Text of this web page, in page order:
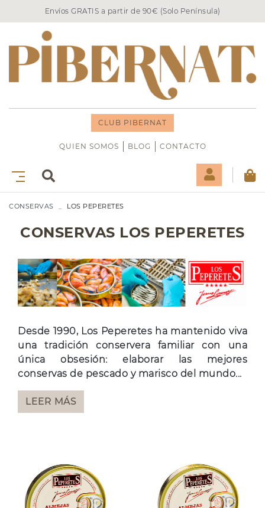
Envíos GRATIS a partir de 90€ (Solo Península)
CLUB PIBERNAT
QUIEN SOMOS BLOG CONTACTO
CONSERVAS LOS PEPERETES
CONSERVAS LOS PEPERETES
Desde 1990, Los Peperetes ha mantenido viva
una tradición conservera familiar con una
única obsesión: elaborar las mejores
conservas de pescado y marisco del mundo...
LEER MÁS